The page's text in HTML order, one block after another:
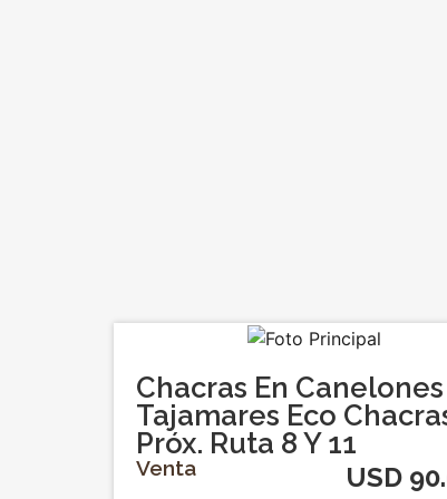
Chacras En
Tajamares Eco
Próx. Ruta 8 Y 11
Venta USD